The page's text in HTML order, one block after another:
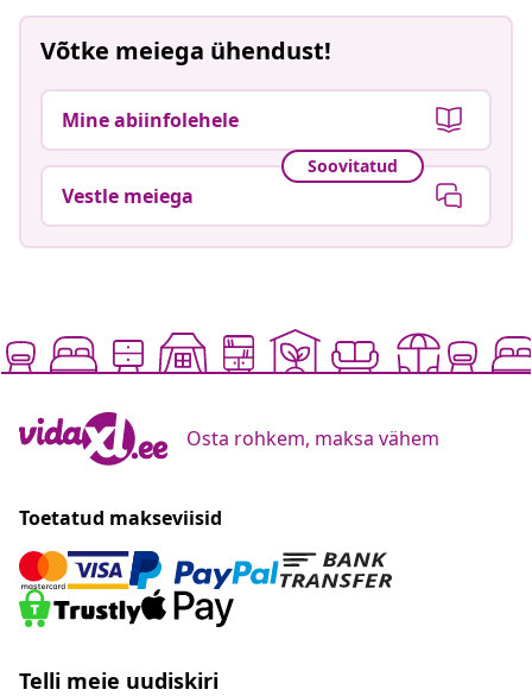
Võtke meiega ühendust!
Mine abiinfolehele
Soovitatud
Vestle meiega
Osta rohkem, maksa vähem
Toetatud makseviisid
Telli meie uudiskiri